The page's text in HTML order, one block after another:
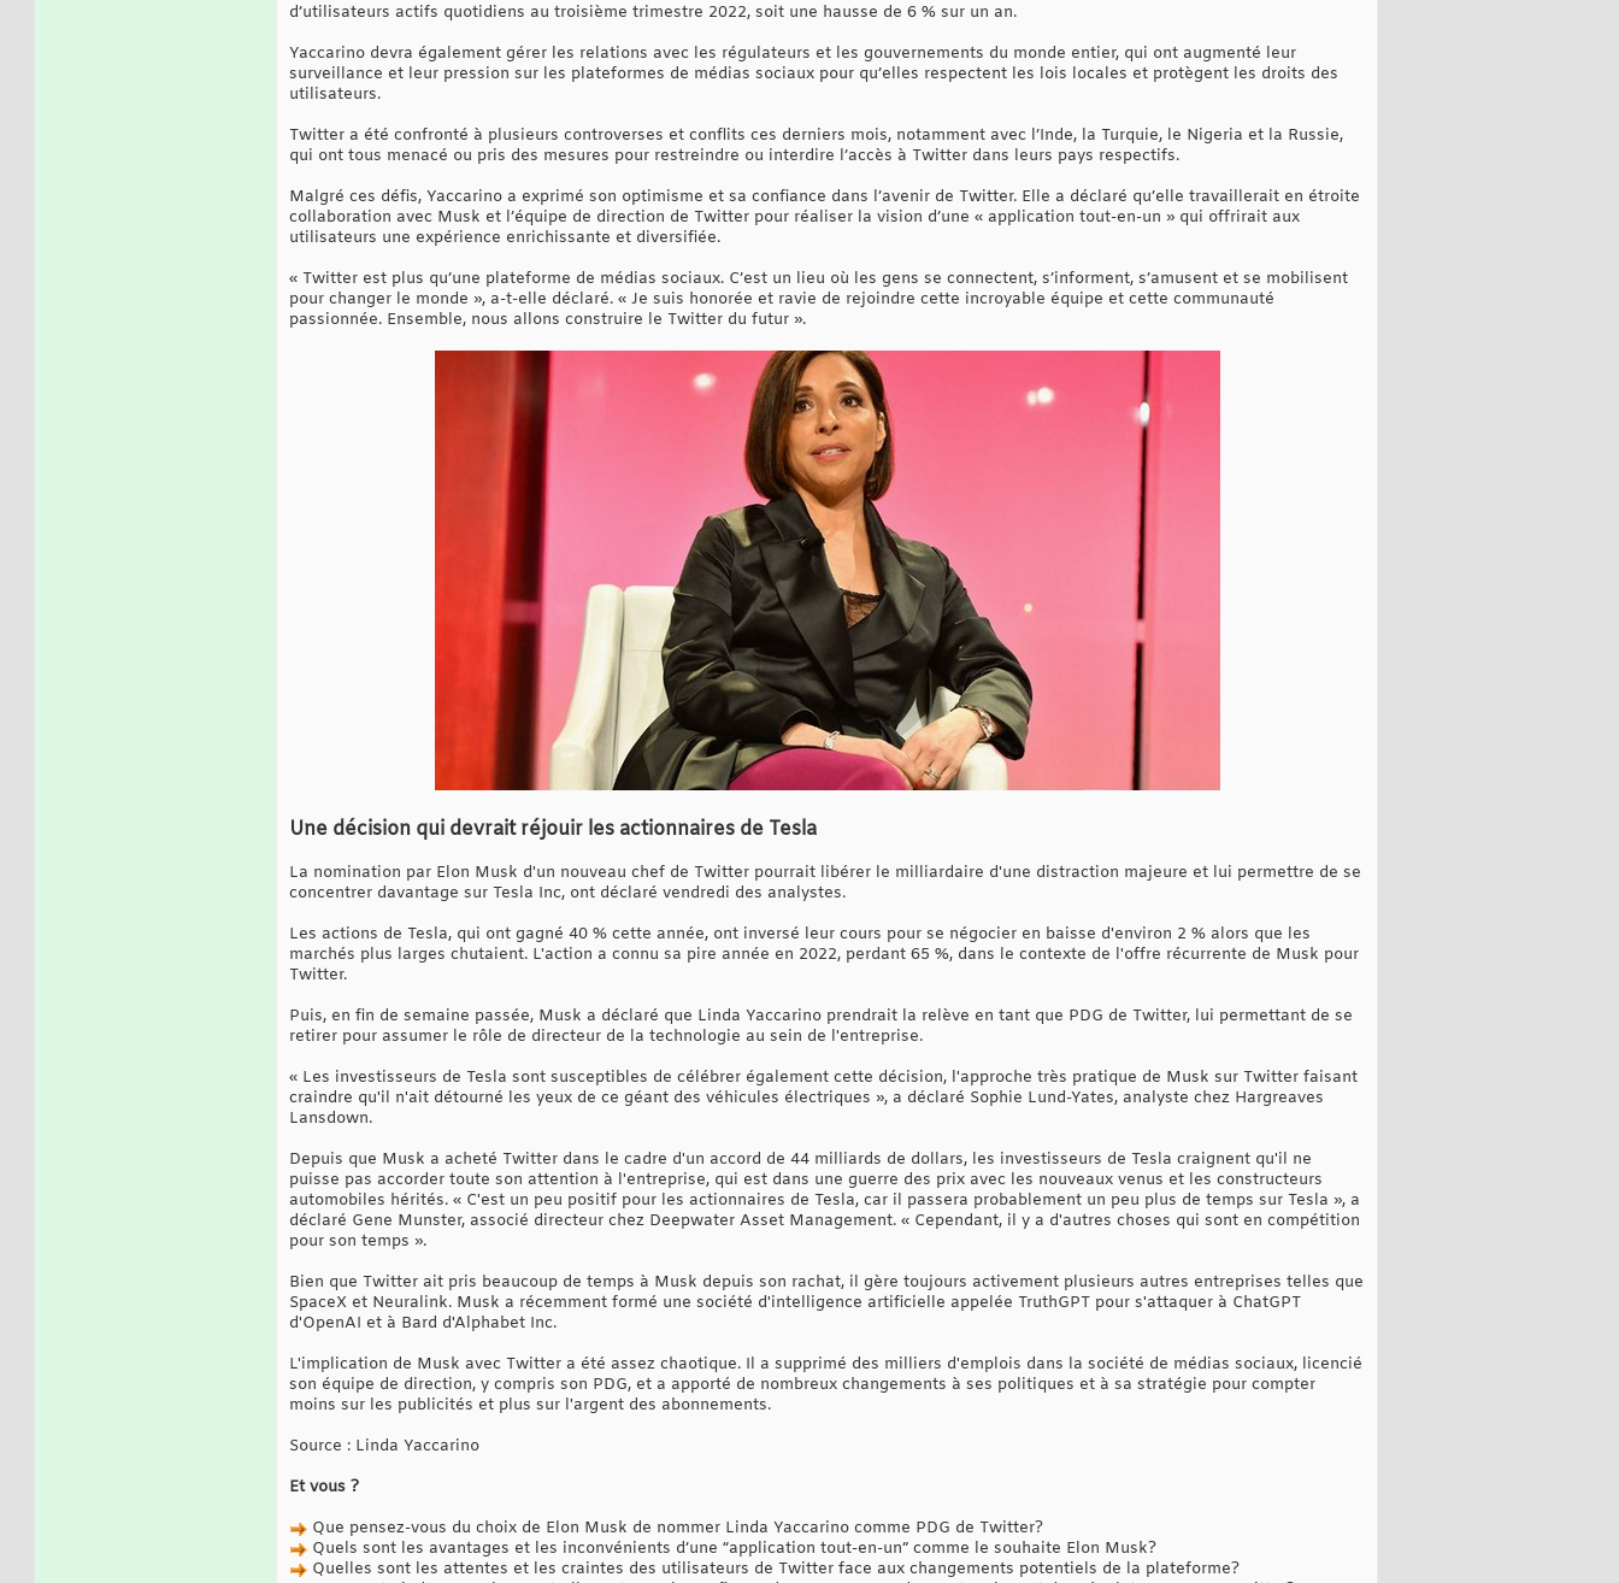
d’utilisateurs actifs quotidiens au troisième trimestre 2022, soit une hausse de 6 % sur un an.
Yaccarino devra également gérer les relations avec les régulateurs et les gouvernements du monde entier, qui ont augmenté leur
surveillance et leur pression sur les plateformes de médias sociaux pour qu’elles respectent les lois locales et protègent les droits des
utilisateurs.
Twitter a été confronté à plusieurs controverses et conflits ces derniers mois, notamment avec l’Inde, la Turquie, le Nigeria et la Russie,
qui ont tous menacé ou pris des mesures pour restreindre ou interdire l’accès à Twitter dans leurs pays respectifs.
Malgré ces défis, Yaccarino a exprimé son optimisme et sa confiance dans l’avenir de Twitter. Elle a déclaré qu’elle travaillerait en étroite
collaboration avec Musk et l’équipe de direction de Twitter pour réaliser la vision d’une « application tout-en-un » qui offrirait aux
utilisateurs une expérience enrichissante et diversifiée.
« Twitter est plus qu’une plateforme de médias sociaux. C’est un lieu où les gens se connectent, s’informent, s’amusent et se mobilisent
pour changer le monde », a-t-elle déclaré. « Je suis honorée et ravie de rejoindre cette incroyable équipe et cette communauté
passionnée. Ensemble, nous allons construire le Twitter du futur ».
Une décision qui devrait réjouir les actionnaires de Tesla
La nomination par Elon Musk d'un nouveau chef de Twitter pourrait libérer le milliardaire d'une distraction majeure et lui permettre de se
concentrer davantage sur Tesla Inc, ont déclaré vendredi des analystes.
Les actions de Tesla, qui ont gagné 40 % cette année, ont inversé leur cours pour se négocier en baisse d'environ 2 % alors que les
marchés plus larges chutaient. L'action a connu sa pire année en 2022, perdant 65 %, dans le contexte de l'offre récurrente de Musk pour
Twitter.
Puis, en fin de semaine passée, Musk a déclaré que Linda Yaccarino prendrait la relève en tant que PDG de Twitter, lui permettant de se
retirer pour assumer le rôle de directeur de la technologie au sein de l'entreprise.
« Les investisseurs de Tesla sont susceptibles de célébrer également cette décision, l'approche très pratique de Musk sur Twitter faisant
craindre qu'il n'ait détourné les yeux de ce géant des véhicules électriques », a déclaré Sophie Lund-Yates, analyste chez Hargreaves
Lansdown.
Depuis que Musk a acheté Twitter dans le cadre d'un accord de 44 milliards de dollars, les investisseurs de Tesla craignent qu'il ne
puisse pas accorder toute son attention à l'entreprise, qui est dans une guerre des prix avec les nouveaux venus et les constructeurs
automobiles hérités. « C'est un peu positif pour les actionnaires de Tesla, car il passera probablement un peu plus de temps sur Tesla », a
déclaré Gene Munster, associé directeur chez Deepwater Asset Management. « Cependant, il y a d'autres choses qui sont en compétition
pour son temps ».
Bien que Twitter ait pris beaucoup de temps à Musk depuis son rachat, il gère toujours activement plusieurs autres entreprises telles que
SpaceX et Neuralink. Musk a récemment formé une société d'intelligence artificielle appelée TruthGPT pour s'attaquer à ChatGPT
d'OpenAI et à Bard d'Alphabet Inc.
L'implication de Musk avec Twitter a été assez chaotique. Il a supprimé des milliers d'emplois dans la société de médias sociaux, licencié
son équipe de direction, y compris son PDG, et a apporté de nombreux changements à ses politiques et à sa stratégie pour compter
moins sur les publicités et plus sur l'argent des abonnements.
Source : Linda Yaccarino
Et vous ?
Que pensez-vous du choix de Elon Musk de nommer Linda Yaccarino comme PDG de Twitter?
Quels sont les avantages et les inconvénients d’une “application tout-en-un” comme le souhaite Elon Musk?
Quelles sont les attentes et les craintes des utilisateurs de Twitter face aux changements potentiels de la plateforme?